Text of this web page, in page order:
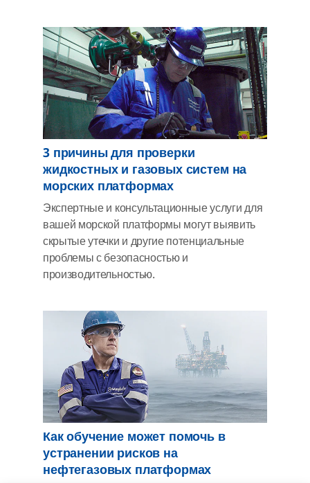
3 причины для проверки
жидкостных и газовых систем на
морских платформах
Экспертные и консультационные услуги для
вашей морской платформы могут выявить
скрытые утечки и другие потенциальные
проблемы с безопасностью и
производительностью.
Как обучение может помочь в
устранении рисков на
нефтегазовых платформах